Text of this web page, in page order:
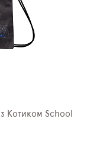
Котиком School